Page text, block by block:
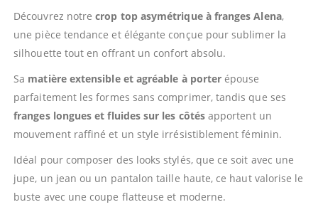
Découvrez notrecrop top asymétrique à franges Alena,
une pièce tendance et élégante conçue pour sublimer la
silhouette tout en offrant un confort absolu.
Sa matière extensible et agréable à porter épouse
parfaitement les formes sans comprimer, tandis que ses
franges longues et fluides sur les côtésapportent un
mouvement raffiné et un style irrésistiblement féminin.
Idéal pour composer des looks stylés, que ce soit avec une
jupe, un jean ou un pantalon taille haute, ce haut valorise le
buste avec une coupe flatteuse et moderne.